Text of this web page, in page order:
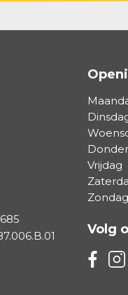
Vrijdag
Zondag
Volg
Volg